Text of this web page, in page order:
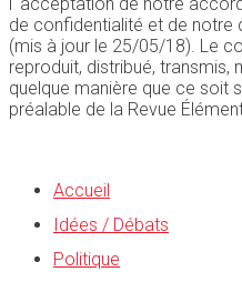
de confidentialité et de notre
(mis à jour le 25/05/18). Le
reproduit, distribué, transmis,
quelque manière que ce soit
préalable de la Revue
Accueil
Idées / Débats
Politique